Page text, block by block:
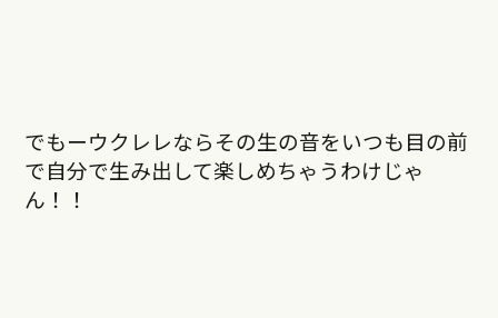
でもーウクレレならその生の音をいつも目の前
で自分で生み出して楽しめちゃうわけじゃ
ん！！